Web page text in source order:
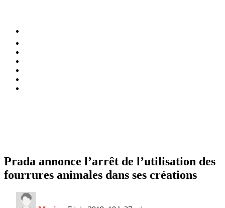
Prada annonce l’arrêt de l’utilisation des
fourrures animales dans ses créations